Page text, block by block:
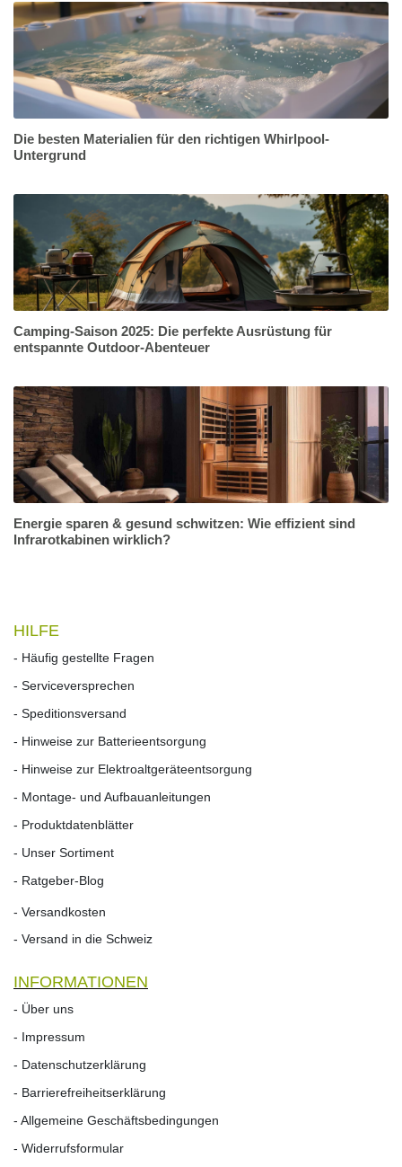
Die besten Materialien für den richtigen Whirlpool-
Untergrund
Camping-Saison 2025: Die perfekte Ausrüstung für
entspannte Outdoor-Abenteuer
Energie sparen & gesund schwitzen: Wie effizient sind
Infrarotkabinen wirklich?
HILFE
- Häufig gestellte Fragen
- Serviceversprechen
- Speditionsversand
- Hinweise zur Batterieentsorgung
- Hinweise zur Elektroaltgeräteentsorgung
- Montage- und Aufbauanleitungen
- Produktdatenblätter
- Unser Sortiment
- Ratgeber-Blog
- Versandkosten
- Versand in die Schweiz
INFORMATIONEN
- Über uns
- Impressum
- Datenschutzerklärung
- Barrierefreiheitserklärung
- Allgemeine Geschäftsbedingungen
- Widerrufsformular